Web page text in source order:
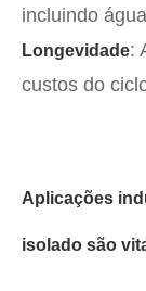
incluindo
Longevidade:
custos do
Aplicações
isolado são